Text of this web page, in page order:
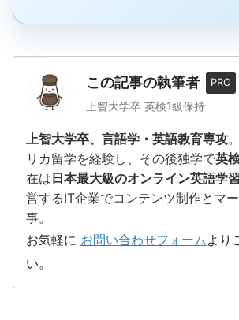
この記事の執筆者 PRO
上智大学卒 英検1級保持
上智大学卒、言語学・英語教育専攻
リカ留学を経験し、その後独学で英
在は 日本最大級のオンライン英語学
営するIT企業でコンテンツ制作とマ
事。
お気軽に お問い合わせフォームより
い。